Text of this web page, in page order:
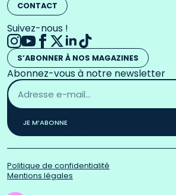
CONTACT
Suivez-nous !
S’ABONNER À NOS MAGAZINES
Abonnez-vous à notre newsletter
Adresse
email
*
JE M’ABONNE
Politique de confidentialité
Mentions légales